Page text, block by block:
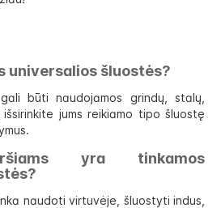
universalios šluostės?
būti naudojamos grindų, stalų,
jums reikiamo tipo šluostę
yra tinkamos
naudoti virtuvėje, šluostyti indus,